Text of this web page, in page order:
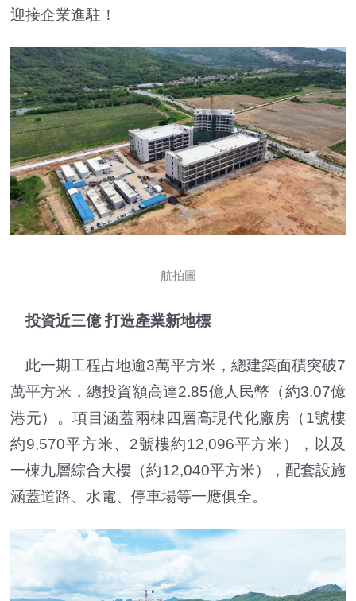
迎接企業進駐！
航拍圖
投資近三億 打造產業新地標
此一期工程占地逾3萬平方米，總建築面積突破7
萬平方米，總投資額高達2.85億人民幣（約3.07億
港元）。項目涵蓋兩棟四層高現代化廠房（1號樓
約9,570平方米、2號樓約12,096平方米），以及
一棟九層綜合大樓（約12,040平方米），配套設施
涵蓋道路、水電、停車場等一應俱全。